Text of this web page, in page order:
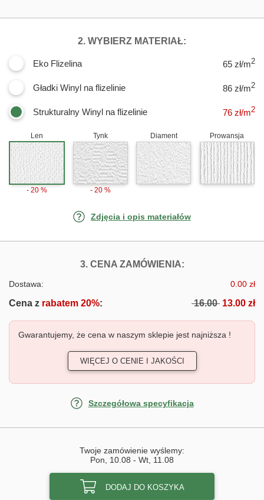
2. WYBIERZ MATERIAŁ:
Eko Flizelina 65 zł/m2
Gładki Winyl na flizelinie 86 zł/m2
Strukturalny Winyl na flizelinie 76 zł/m2
Len
- 20 %
Tynk
- 20 %
Diament Prowansja
Zdjęcia i opis materiałów
3. CENA ZAMÓWIENIA:FOTOTAPETY
Dostawa: 0.00 zł
Cena z rabatem 20%: 16.00 13.00 zł
Gwarantujemy, że cena w naszym sklepie jest najniższa !
WIĘCEJ O CENIE I JAKOŚCI
Szczegółowa specyfikacja
Twoje zamówienie wyślemy:
Pon, 10.08 - Wt, 11.08
DODAJ DO KOSZYKA